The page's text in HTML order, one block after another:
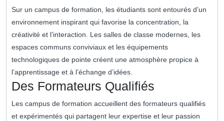
Sur un campus de formation, les étudiants sont entourés d’un
environnement inspirant qui favorise la concentration, la
créativité et l’interaction. Les salles de classe modernes, les
espaces communs conviviaux et les équipements
technologiques de pointe créent une atmosphère propice à
l’apprentissage et à l’échange d’idées.
Des Formateurs Qualifiés
Les campus de formation accueillent des formateurs qualifiés
et expérimentés qui partagent leur expertise et leur passion